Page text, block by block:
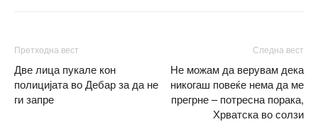
Претходна вест
Две лица пукале кон
полицијата во Дебар за да не
ги запре
Следна вест
Не можам да верувам дека
никогаш повеќе нема да ме
прегрне – потресна порака,
Хрватска во солзи